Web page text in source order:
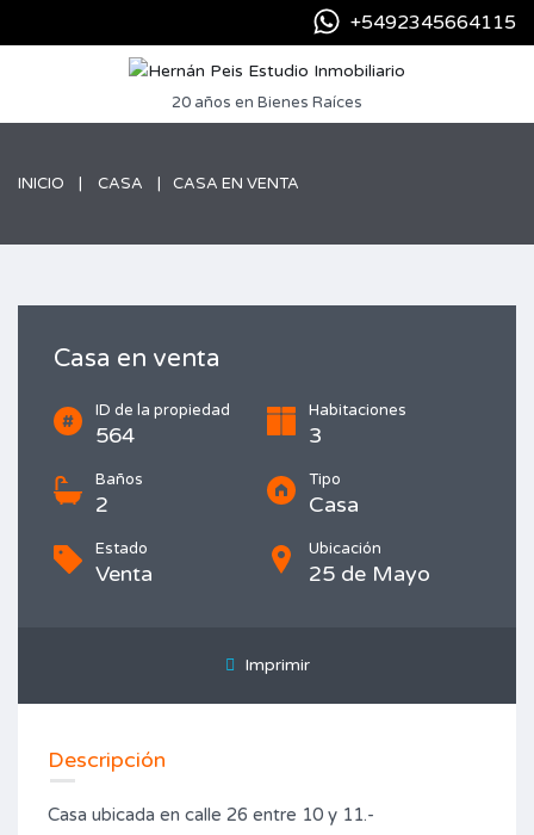
+5492345664115
20 años en Bienes Raíces
INICIO CASA CASA EN VENTA
Casa en venta
ID de la propiedad
564
Habitaciones
3
Baños
2
Tipo
Casa
Estado
Venta
Ubicación
25 de Mayo
Imprimir
Descripción
Casa ubicada en calle 26 entre 10 y 11.-